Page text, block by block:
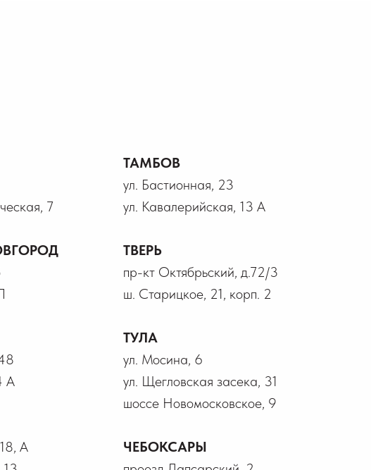
7
А
А
ТАМБОВ
ул. Бастионная, 23
ул. Кавалерийская, 13 А
ТВЕРЬ
пр-кт Октябрьский, д.72/3
ш. Старицкое, 21, корп. 2
ТУЛА
ул. Мосина, 6
ул. Щегловская засека, 31
шоссе Новомосковское, 9
ЧЕБОКСАРЫ